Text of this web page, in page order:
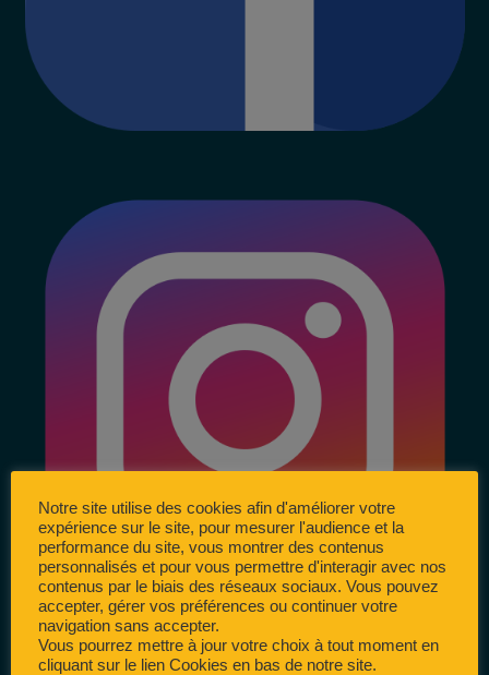
Notre site utilise des cookies afin d'améliorer votre
expérience sur le site, pour mesurer l'audience et la
performance du site, vous montrer des contenus
personnalisés et pour vous permettre d'interagir avec nos
contenus par le biais des réseaux sociaux. Vous pouvez
accepter, gérer vos préférences ou continuer votre
navigation sans accepter.
Vous pourrez mettre à jour votre choix à tout moment en
cliquant sur le lien Cookies en bas de notre site.